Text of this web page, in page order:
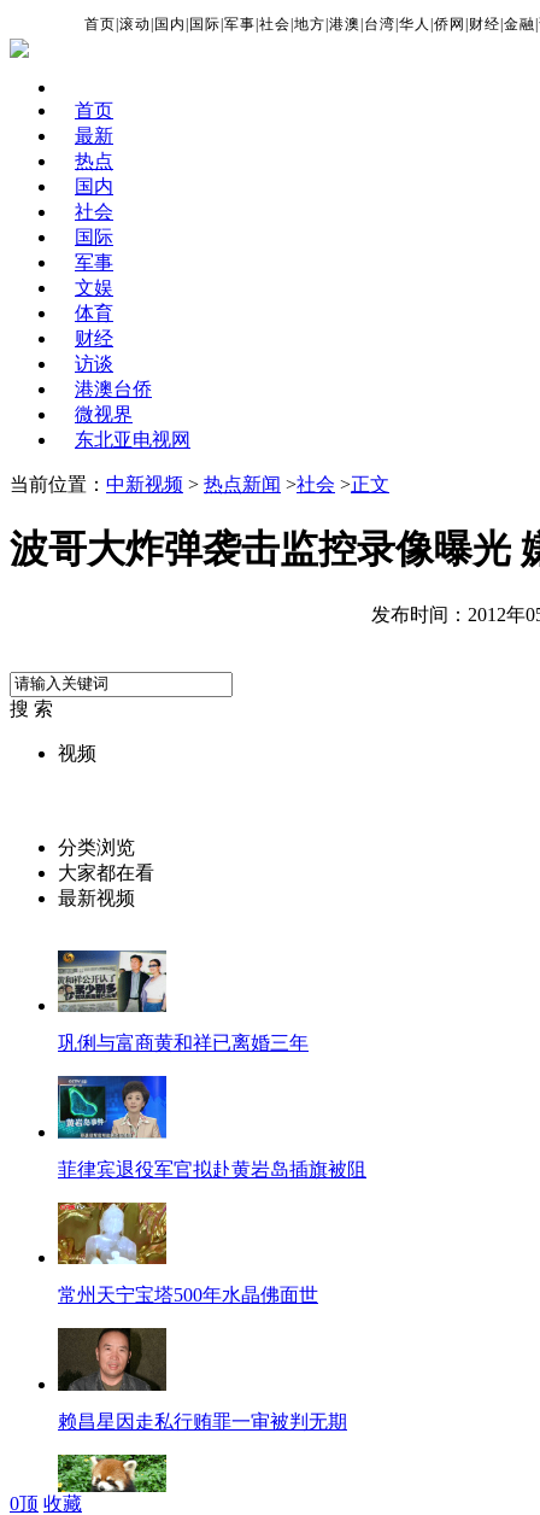
首页 |滚动 国内 国际 |军事 |社会 |地方 |港澳 台湾 |华人 |侨网 财经 |金融 |
首页
最新
热点
国内
社会
国际
军事
文娱
体育
财经
访谈
港澳台侨
微视界
东北亚电视网
当前位置： 中新视频 > 热点新闻 >社会 >正文
波哥大炸弹袭击监控录像曝光
发布时间：2012年
搜 索
视频
分类浏览
大家都在看
最新视频
巩俐与富商黄和祥已离婚三年
菲律宾退役军官拟赴黄岩岛插旗被阻
常州天宁宝塔500年水晶佛面世
赖昌星因走私行贿罪一审被判无期
0顶 收藏